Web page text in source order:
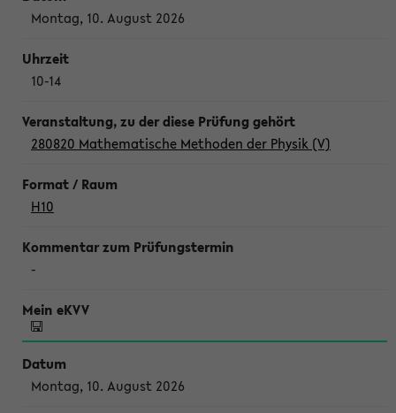
Montag, 10. August 2026
10-14
280820 Mathematische Methoden der Physik (V)
H10
-
Montag, 10. August 2026